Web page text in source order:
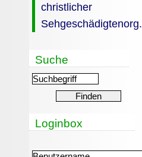
christlicher
Sehgeschädigtenorg.
Suche
Loginbox